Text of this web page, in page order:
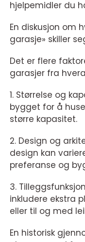
hjelpemidler du
En diskusjon om
garasje» skiller
Det er flere
garasjer fra
1. Størrelse og
bygget for å
større kapasitet.
2. Design og
design kan
preferanse og
3.
inkludere ekstra
eller til og med
En historisk